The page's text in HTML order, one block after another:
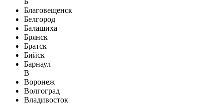
Благовещенск
Белгород
Балашиха
Брянск
Братск
Бийск
Барнаул
В
Воронеж
Волгоград
Владивосток